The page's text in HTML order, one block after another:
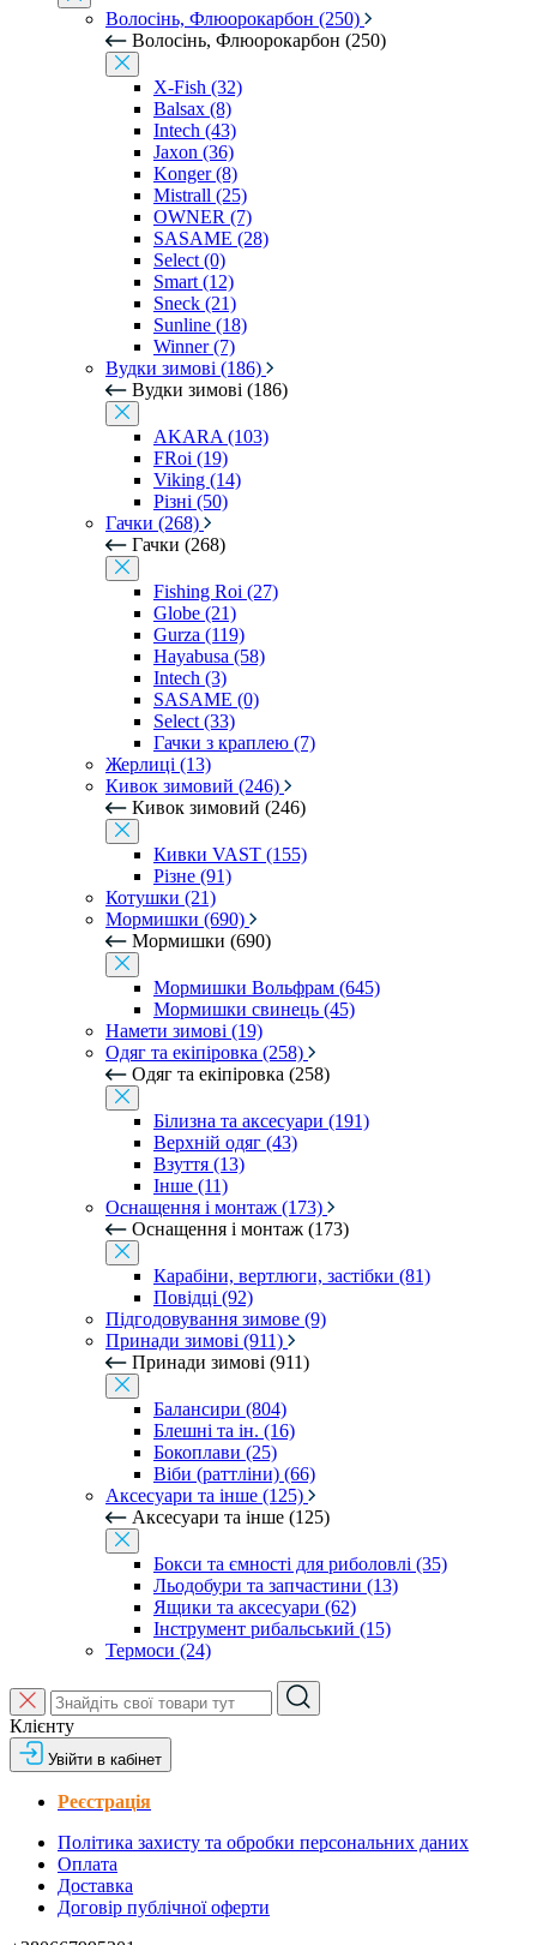
Волосінь, Флюорокарбон (250)
Волосінь, Флюорокарбон (250)
X-Fish (32)
Balsax (8)
Intech (43)
Jaxon (36)
Konger (8)
Mistrall (25)
OWNER (7)
SASAME (28)
Select (0)
Smart (12)
Sneck (21)
Sunline (18)
Winner (7)
Вудки зимові (186)
Вудки зимові (186)
AKARA (103)
FRoi (19)
Viking (14)
Різні (50)
Гачки (268)
Гачки (268)
Fishing Roi (27)
Globe (21)
Gurza (119)
Hayabusa (58)
Intech (3)
SASAME (0)
Select (33)
Гачки з краплею (7)
Жерлиці (13)
Кивок зимовий (246)
Кивок зимовий (246)
Кивки VAST (155)
Різне (91)
Котушки (21)
Мормишки (690)
Мормишки (690)
Мормишки Вольфрам (645)
Мормишки свинець (45)
Намети зимові (19)
Одяг та екіпіровка (258)
Одяг та екіпіровка (258)
Білизна та аксесуари (191)
Верхній одяг (43)
Взуття (13)
Інше (11)
Оснащення і монтаж (173)
Оснащення і монтаж (173)
Карабіни, вертлюги, застібки (81)
Повідці (92)
Підгодовування зимове (9)
Принади зимові (911)
Принади зимові (911)
Балансири (804)
Блешні та ін. (16)
Бокоплави (25)
Віби (раттліни) (66)
Аксесуари та інше (125)
Аксесуари та інше (125)
Бокси та ємності для риболовлі (35)
Льодобури та запчастини (13)
Ящики та аксесуари (62)
Інструмент рибальський (15)
Термоси (24)
Клієнту
Увійти в кабінет
Реєстрація
Політика захисту та обробки персональних даних
Оплата
Доставка
Договір публічної оферти